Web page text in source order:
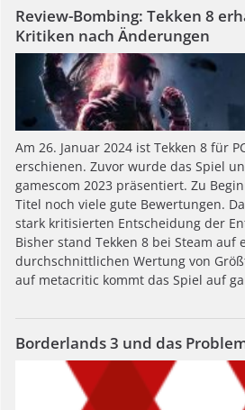
Review-Bombing: Tekken 8
Kritiken nach Änderungen
Am 26. Januar 2024 ist Tekken 8 für
erschienen. Zuvor wurde das Spiel
gamescom 2023 präsentiert. Zu
Titel noch viele gute Bewertungen.
stark kritisierten Entscheidung der
Bisher stand Tekken 8 bei Steam auf
durchschnittlichen Wertung von
auf metacritic kommt das Spiel auf
Borderlands 3 und das